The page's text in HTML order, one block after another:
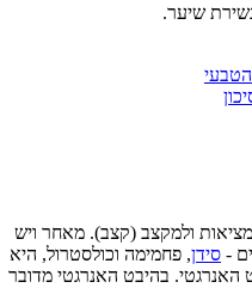
שיער.
ולמקצב (קצב). מאחר ויש
- סידן, פחמימה וכולסטרול, היא
האנרגטי. בהיבט האנרגטי מדובר